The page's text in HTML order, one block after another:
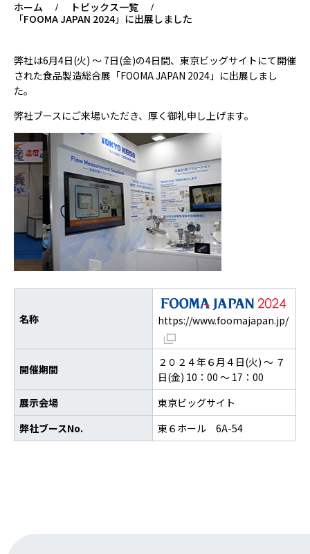
ホーム
トピックス一覧
「FOOMA JAPAN 2024」に出展しました
弊社は6月4日(火) ～ 7日(金)の4日間、東京ビッグサイトにて開催
された食品製造総合展「FOOMA JAPAN 2024」に出展しまし
た。
弊社ブースにご来場いただき、厚く御礼申し上げます。
名称 https://www.foomajapan.jp/
開催期間
２０２４年６月４日(火) ～ ７
日(金) 10：00 ～ 17：00
展示会場
東京ビッグサイト
弊社ブースNo.
東６ホール 6A-54